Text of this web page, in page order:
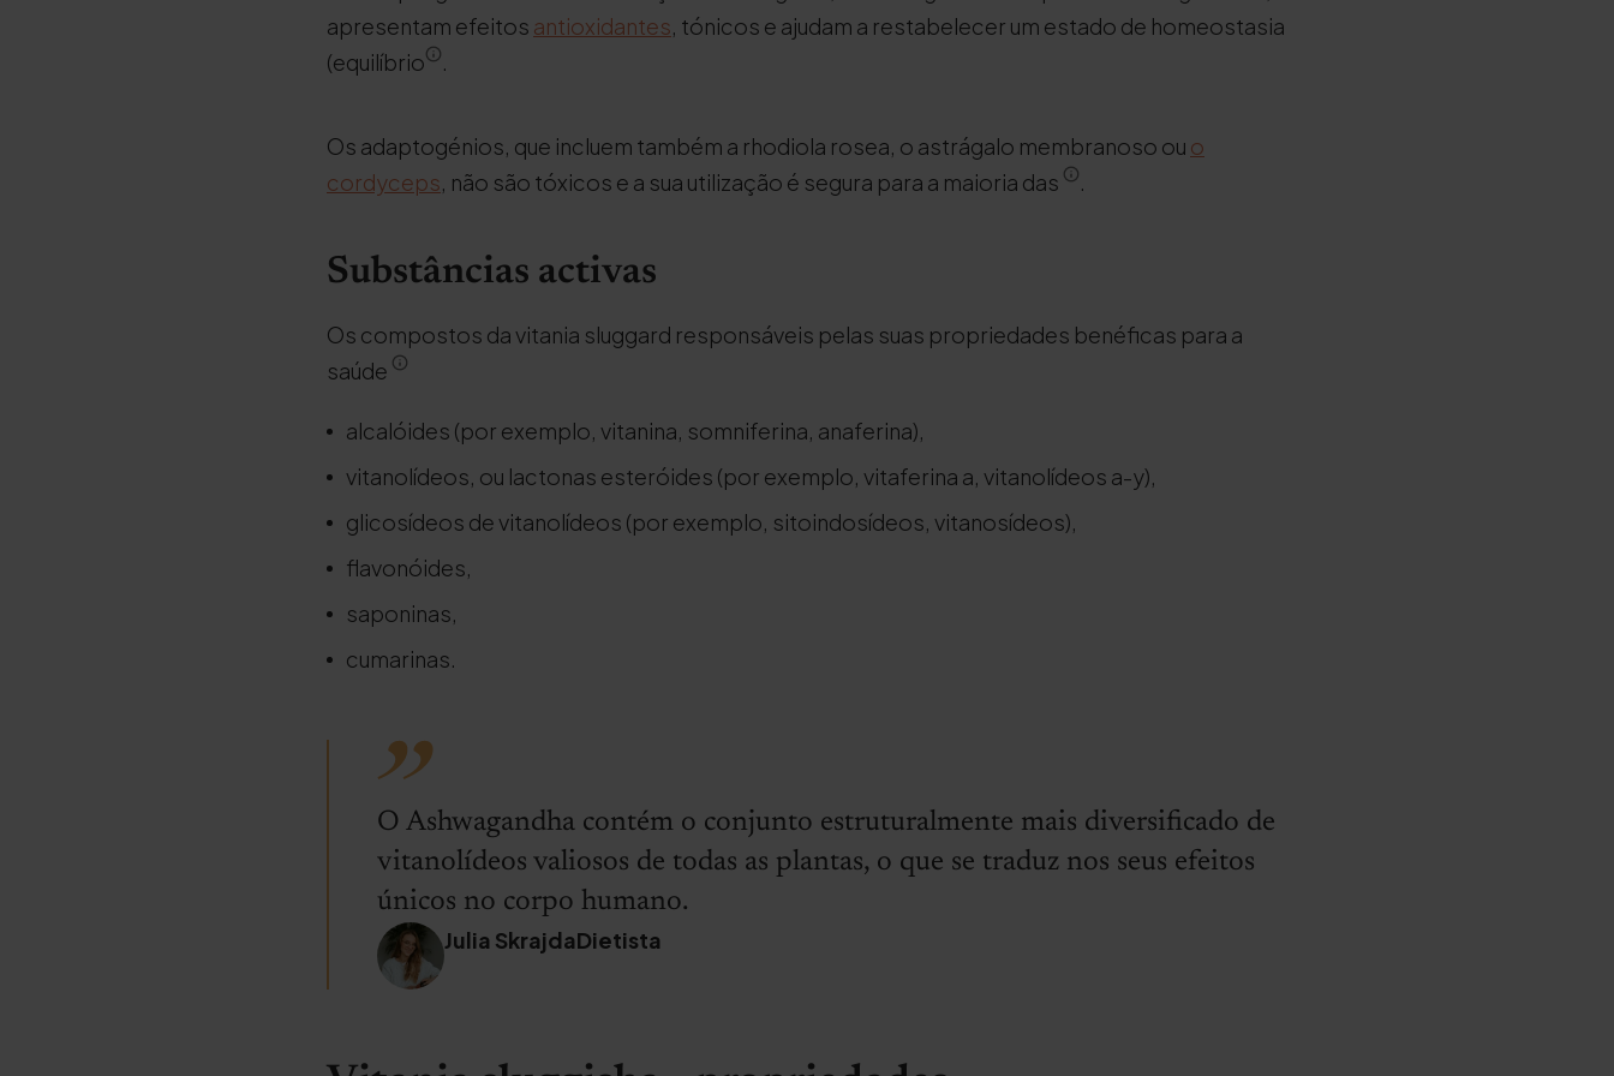
apresentam efeitos antioxidantes, tónicos e ajudam a restabelecer um estado de homeostasia
(equilíbrio
.
Os adaptogénios, que incluem também a rhodiola rosea, o astrágalo membranoso ou o
cordyceps, não são tóxicos e a sua utilização é segura para a maioria das .
Substâncias activas
Os compostos da vitania sluggard responsáveis pelas suas propriedades benéficas para a
saúde
alcalóides (por exemplo, vitanina, somniferina, anaferina),
vitanolídeos, ou lactonas esteróides (por exemplo, vitaferina a, vitanolídeos a-y),
glicosídeos de vitanolídeos (por exemplo, sitoindosídeos, vitanosídeos),
flavonóides,
saponinas,
cumarinas.
O Ashwagandha contém o conjunto estruturalmente mais diversificado de
vitanolídeos valiosos de todas as plantas, o que se traduz nos seus efeitos
únicos no corpo humano.
Julia SkrajdaDietista